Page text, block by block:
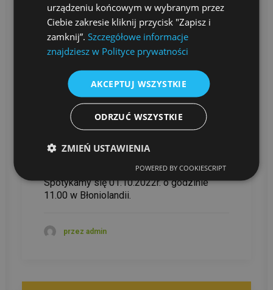
Dzień Ziemniaka 2022
Zapraszamy całą Społeczność
przedszkolną na Dzień Ziemniaka.
Spotykamy się 01.10.2022r. o godzinie
11.00 w Błoniolandii.
przez admin
urządzeniu końcowym w wybranym przez
Ciebie zakresie kliknij przycisk "Zapisz i
zamknij”.Szczegółowe informacje
znajdziesz w Polityce prywatności
AKCEPTUJ WSZYSTKIE
ODRZUĆ WSZYSTKIE
ZMIEŃ USTAWIENIA
POWERED BY COOKIESCRIPT